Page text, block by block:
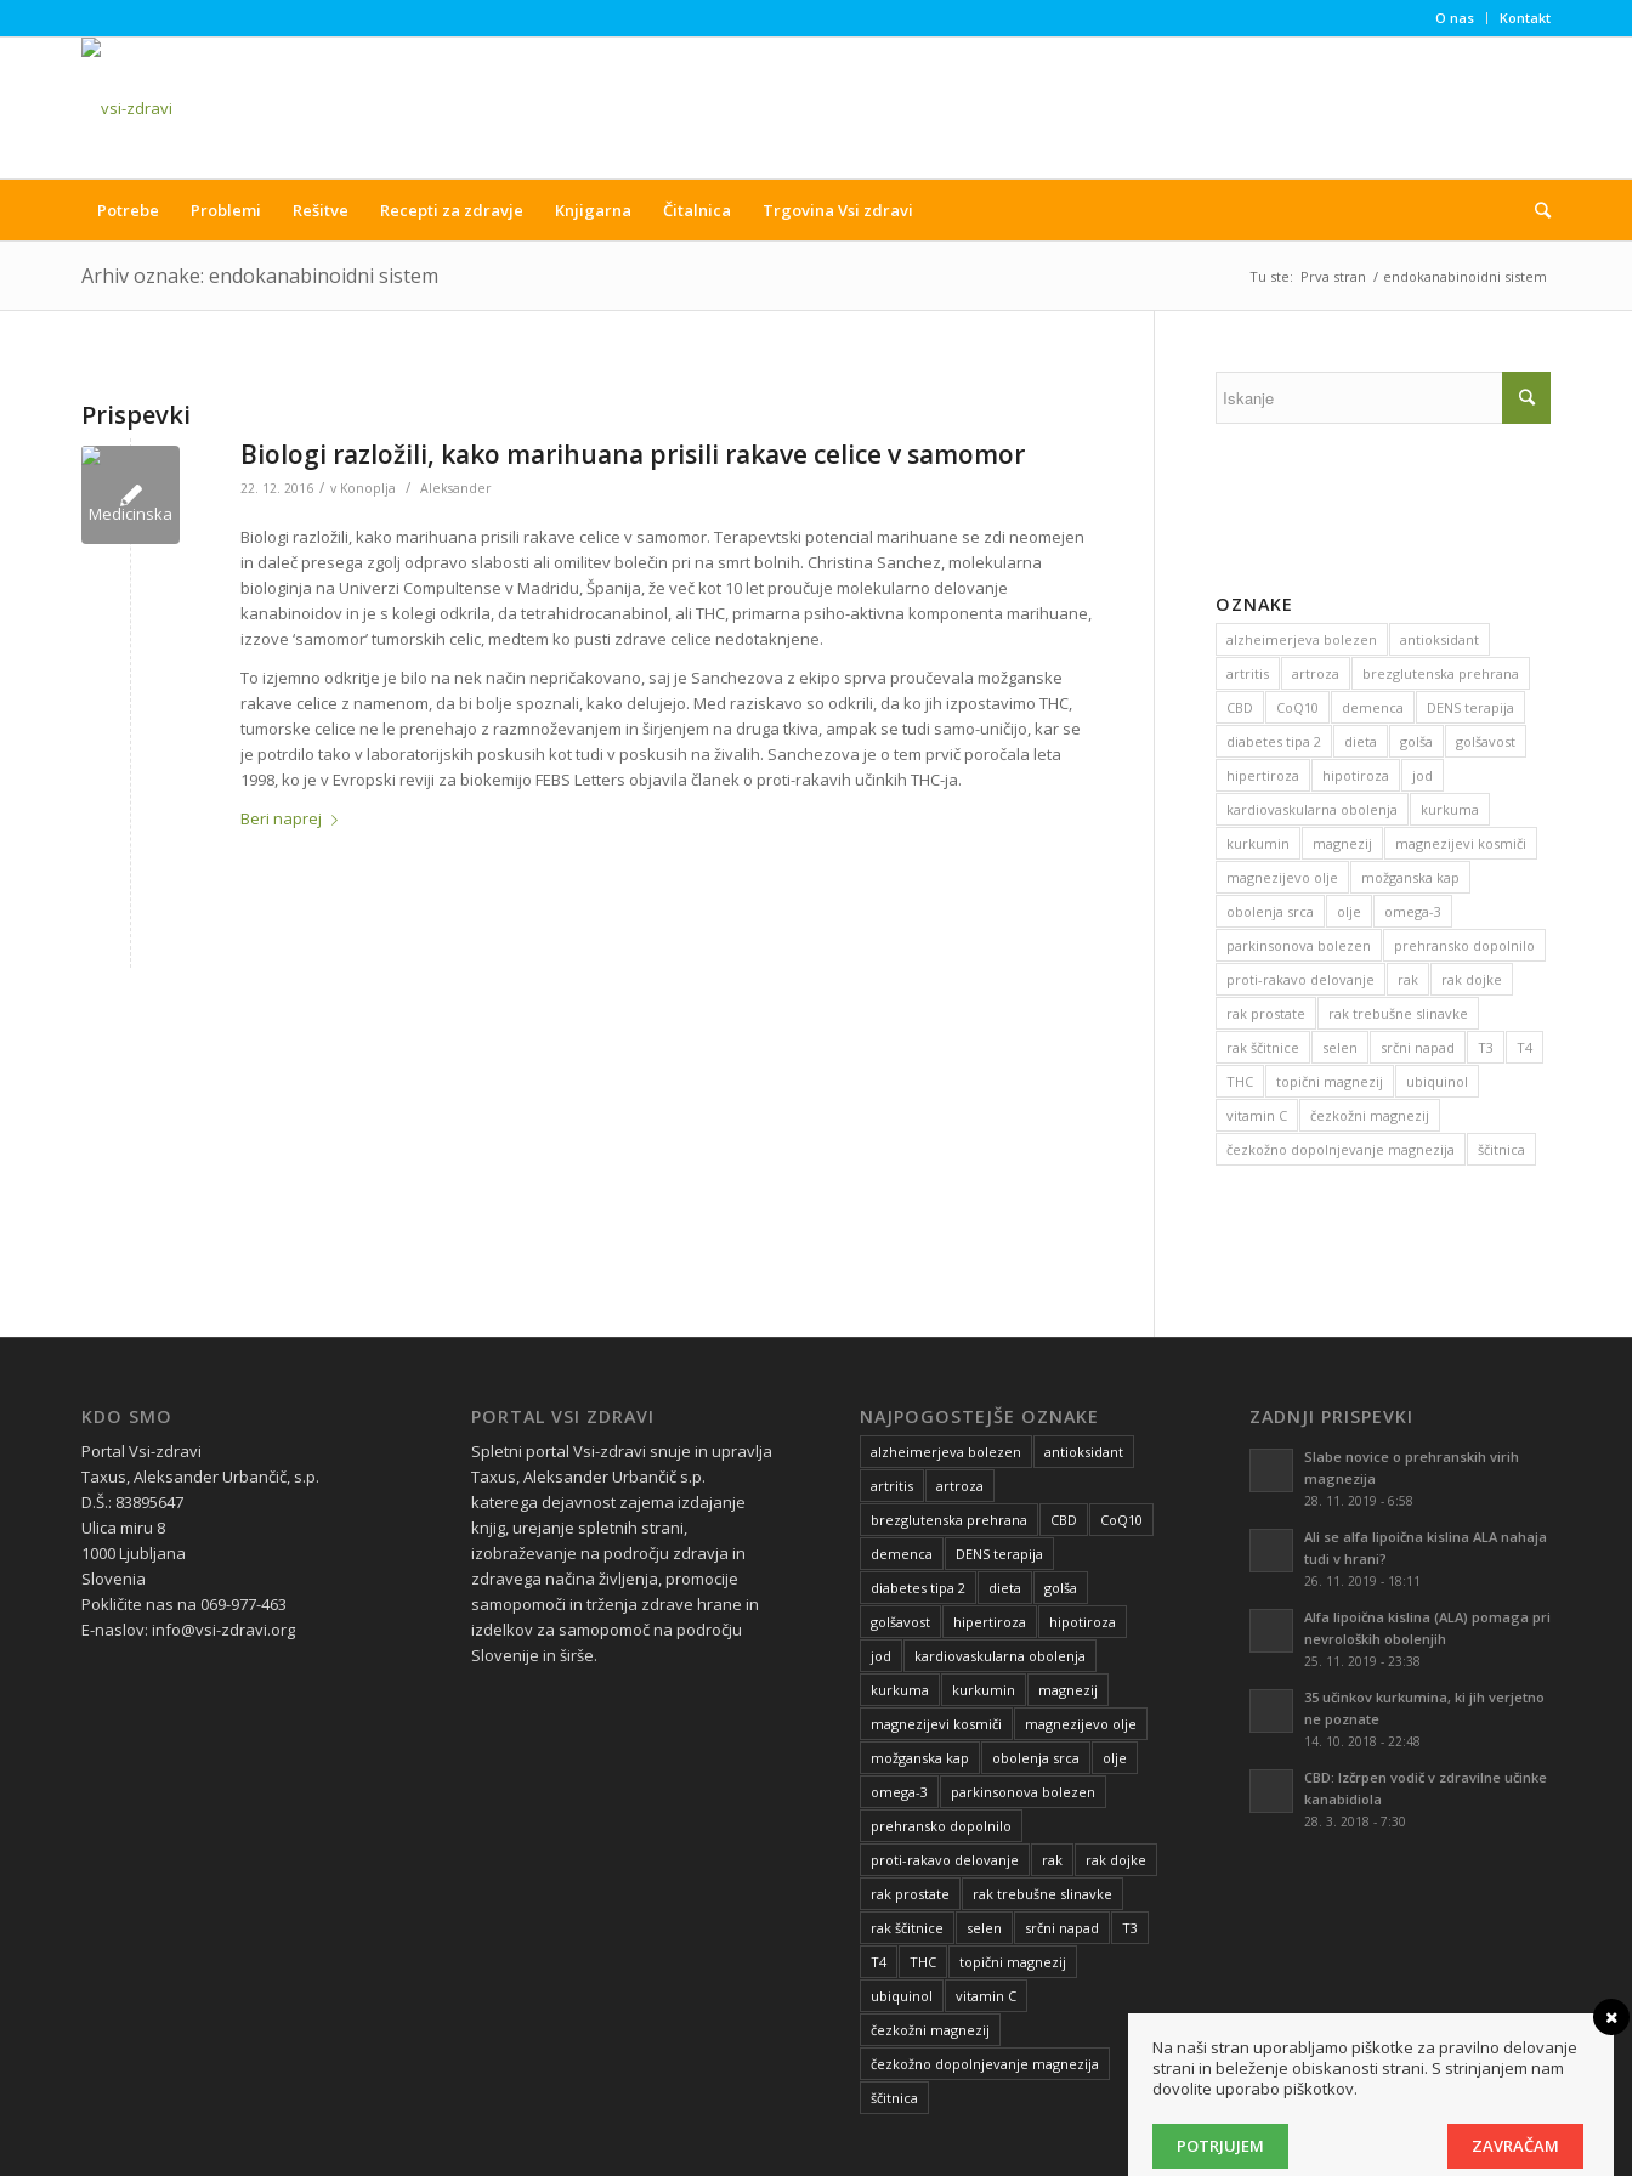
O nas Kontakt
Potrebe Problemi Rešitve Recepti za zdravje Knjigarna Čitalnica Trgovina Vsi zdravi
Arhiv oznake: endokanabinoidni sistem Tu ste: Prva stran / endokanabinoidni sistem
Prispevki
Biologi razložili, kako marihuana prisili rakave celice v samomor
22. 12. 2016 / v Konoplja / Aleksander
Biologi razložili, kako marihuana prisili rakave celice v samomor. Terapevtski potencial marihuane se zdi neomejen
in daleč presega zgolj odpravo slabosti ali omilitev bolečin pri na smrt bolnih. Christina Sanchez, molekularna
biologinja na Univerzi Compultense v Madridu, Španija, že več kot 10 let proučuje molekularno delovanje
kanabinoidov in je s kolegi odkrila, da tetrahidrocanabinol, ali THC, primarna psiho-aktivna komponenta marihuane,
izzove ‘samomor’ tumorskih celic, medtem ko pusti zdrave celice nedotaknjene.
To izjemno odkritje je bilo na nek način nepričakovano, saj je Sanchezova z ekipo sprva proučevala možganske
rakave celice z namenom, da bi bolje spoznali, kako delujejo. Med raziskavo so odkrili, da ko jih izpostavimo THC,
tumorske celice ne le prenehajo z razmnoževanjem in širjenjem na druga tkiva, ampak se tudi samo-uničijo, kar se
je potrdilo tako v laboratorijskih poskusih kot tudi v poskusih na živalih. Sanchezova je o tem prvič poročala leta
1998, ko je v Evropski reviji za biokemijo FEBS Letters objavila članek o proti-rakavih učinkih THC-ja.
Beri naprej
OZNAKE
alzheimerjeva bolezen
antioksidant
artritis
artroza
brezglutenska prehrana
CBD
CoQ10 demenca
DENS terapija
diabetes tipa 2
dieta golša
golšavost
hipertiroza
hipotiroza
jod
kardiovaskularna obolenja
kurkuma
kurkumin
magnezij
magnezijevi kosmiči
magnezijevo olje
možganska kap
obolenja srca
olje
omega-3
parkinsonova bolezen
prehransko dopolnilo
proti-rakavo delovanje
rak
rak dojke
rak prostate
rak trebušne slinavke
rak ščitnice
selen srčni napad T3
T4
THC
topični magnezij
ubiquinol
vitamin C
čezkožni magnezij
čezkožno dopolnjevanje magnezija
ščitnica
KDO SMO
Portal Vsi-zdravi
Taxus, Aleksander Urbančič, s.p.
D.Š.: 83895647
Ulica miru 8
1000 Ljubljana
Slovenia
Pokličite nas na 069-977-463
E-naslov: info@vsi-zdravi.org
PORTAL VSI ZDRAVI
Spletni portal Vsi-zdravi snuje in upravlja
Taxus, Aleksander Urbančič s.p.
katerega dejavnost zajema izdajanje
knjig, urejanje spletnih strani,
izobraževanje na področju zdravja in
zdravega načina življenja, promocije
samopomoči in trženja zdrave hrane in
izdelkov za samopomoč na področju
Slovenije in širše.
NAJPOGOSTEJŠE OZNAKE
alzheimerjeva bolezen
antioksidant
artritis
artroza
brezglutenska prehrana
CBD
CoQ10
demenca
DENS terapija
diabetes tipa 2
dieta
golša
golšavost
hipertiroza
hipotiroza
jod
kardiovaskularna obolenja
kurkuma
kurkumin
magnezij
magnezijevi kosmiči
magnezijevo olje
možganska kap
obolenja srca
olje
omega-3
parkinsonova bolezen
prehransko dopolnilo
proti-rakavo delovanje
rak
rak dojke
rak prostate
rak trebušne slinavke
rak ščitnice
selen srčni napad
T3
T4
THC
topični magnezij
ubiquinol
vitamin C
čezkožni magnezij
čezkožno dopolnjevanje magnezija
ščitnica
ZADNJI PRISPEVKI
Slabe novice o prehranskih virih
magnezija
28. 11. 2019 - 6:58
Ali se alfa lipoična kislina ALA nahaja
tudi v hrani?
26. 11. 2019 - 18:11
Alfa lipoična kislina (ALA) pomaga pri
nevroloških obolenjih
25. 11. 2019 - 23:38
35 učinkov kurkumina, ki jih verjetno
ne poznate
14. 10. 2018 - 22:48
CBD: Izčrpen vodič v zdravilne učinke
kanabidiola
28. 3. 2018 - 7:30
Na naši stran uporabljamo piškotke za pravilno delovanje
strani in beleženje obiskanosti strani. S strinjanjem nam
dovolite uporabo piškotkov.
POTRJUJEM ZAVRAČAM